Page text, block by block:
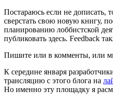
Постараюсь если не дописать,
сверстать свою новую книгу,
планированию лоббистской
публиковать здесь. Feedback
Пишите или в комменты, или
К середине января
трансляцию с этого блога на
Но именно эту площадку я